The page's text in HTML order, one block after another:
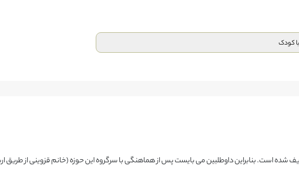
با کودک